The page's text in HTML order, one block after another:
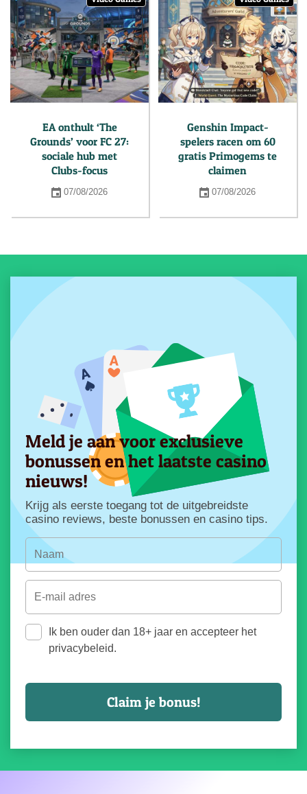
EA onthult ‘The
Grounds’ voor FC 27:
sociale hub met
Clubs-focus
07/08/2026
Genshin Impact-
spelers racen om 60
gratis Primogems te
claimen
07/08/2026
Meld je aan voor exclusieve
bonussen en het laatste casino
nieuws!
Krijg als eerste toegang tot de uitgebreidste
casino reviews, beste bonussen en casino tips.
Ik ben ouder dan 18+ jaar en accepteer het
privacybeleid.